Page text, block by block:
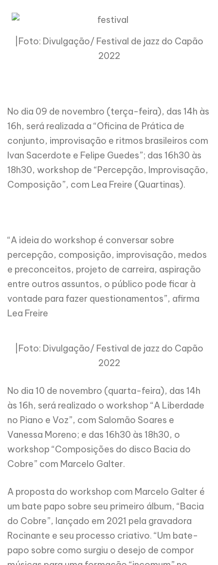
|Foto: Divulgação/ Festival de jazz do Capão
2022
No dia 09 de novembro (terça-feira), das 14h às
16h, será realizada a “Oficina de Prática de
conjunto, improvisação e ritmos brasileiros com
Ivan Sacerdote e Felipe Guedes”; das 16h30 às
18h30, workshop de “Percepção, Improvisação,
Composição”, com Lea Freire (Quartinas).
“A ideia do workshop é conversar sobre
percepção, composição, improvisação, medos
e preconceitos, projeto de carreira, aspiração
entre outros assuntos, o público pode ficar à
vontade para fazer questionamentos”, afirma
Lea Freire
|Foto: Divulgação/ Festival de jazz do Capão
2022
No dia 10 de novembro (quarta-feira), das 14h
às 16h, será realizado o workshop “A Liberdade
no Piano e Voz”, com Salomão Soares e
Vanessa Moreno; e das 16h30 às 18h30, o
workshop “Composições do disco Bacia do
Cobre” com Marcelo Galter.
A proposta do workshop com Marcelo Galter é
um bate papo sobre seu primeiro álbum, “Bacia
do Cobre”, lançado em 2021 pela gravadora
Rocinante e seu processo criativo. “Um bate-
papo sobre como surgiu o desejo de compor